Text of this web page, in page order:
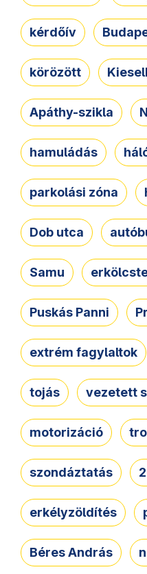
kérdőív
körözött
Apáthy-szikla
hamuládás
parkolási zóna
Dob utca
Samu
Puskás Panni
extrém fagylaltok
tojás vezetett
motorizáció
szondáztatás
erkélyzöldítés
Béres András